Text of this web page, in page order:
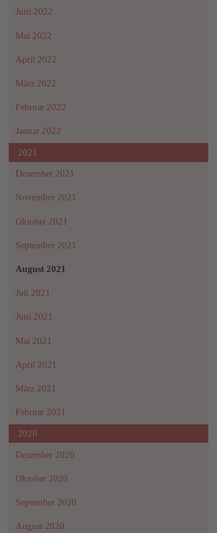
Juni 2022
Mai 2022
April 2022
März 2022
Februar 2022
Januar 2022
2021
Dezember 2021
November 2021
Oktober 2021
September 2021
August 2021
Juli 2021
Juni 2021
Mai 2021
April 2021
März 2021
Februar 2021
2020
Dezember 2020
Oktober 2020
September 2020
August 2020